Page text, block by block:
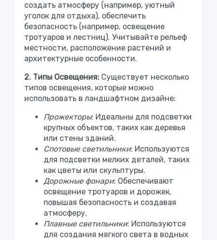
создать атмосферу (например, уютный
уголок для отдыха), обеспечить
безопасность (например, освещение
тротуаров и лестниц). Учитывайте рельеф
местности, расположение растений и
архитектурные особенности.
2. Типы Освещения: Существует несколько
типов освещения, которые можно
использовать в ландшафтном дизайне:
Прожекторы: Идеальны для подсветки
крупных объектов, таких как деревья
или стены зданий.
Спотовые светильники: Используются
для подсветки мелких деталей, таких
как цветы или скульптуры.
Дорожные фонари: Обеспечивают
освещение тротуаров и дорожек,
повышая безопасность и создавая
атмосферу.
Плавные светильники: Используются
для создания мягкого света в водных